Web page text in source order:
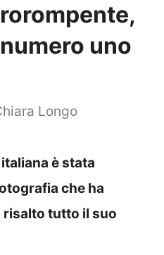
uno
Longo
è stata
che ha
risalto tutto il suo